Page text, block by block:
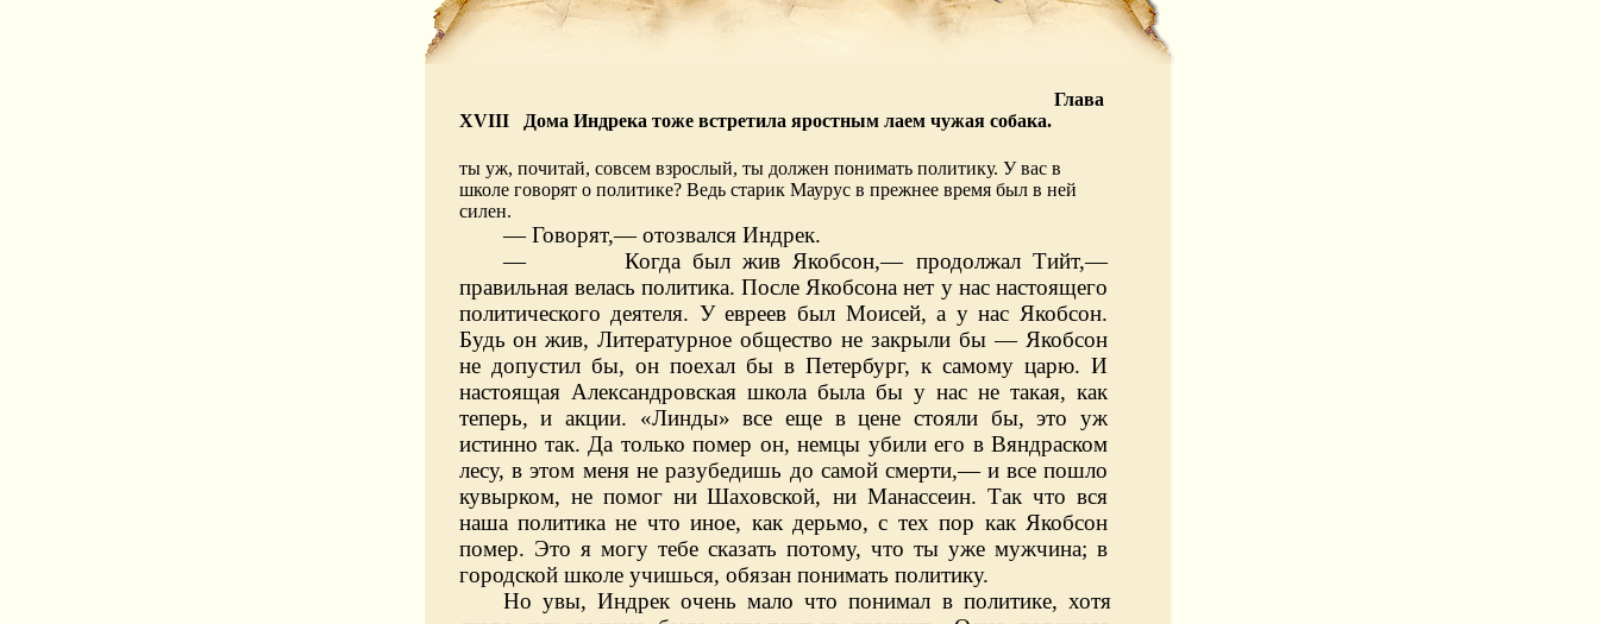
Глава
XVIII Дома Индрека тоже встретила яростным лаем чужая собака.
ты уж, почитай, совсем взрослый, ты должен понимать политику. У вас в
школе говорят о политике? Ведь старик Маурус в прежнее время был в ней
силен.
— Говорят,— отозвался Индрек.
— Когда был жив Якобсон,— продолжал Тийт,—
правильная велась политика. После Якобсона нет у нас настоящего
политического деятеля. У евреев был Моисей, а у нас Якобсон.
Будь он жив, Литературное общество не закрыли бы — Якобсон
не допустил бы, он поехал бы в Петербург, к самому царю. И
настоящая Александровская школа была бы у нас не такая, как
теперь, и акции. «Линды» все еще в цене стояли бы, это уж
истинно так. Да только помер он, немцы убили его в Вяндраском
лесу, в этом меня не разубедишь досамой смерти,— и все пошло
кувырком, не помог ниШаховской, ни Манассеин. Так что вся
наша политика не что иное, как дерьмо, с тех пор как Якобсон
помер. Это я могу тебе сказать потому, что ты уже мужчина; в
городской школе учишься, обязан понимать политику.
Но увы, Индрек очень мало что понимал в политике, хотя